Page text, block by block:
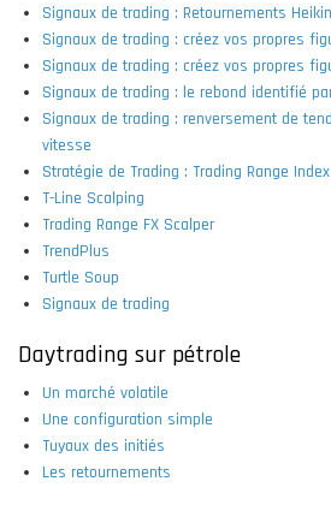
Signaux de trading : Retournements
Signaux de trading : créez vos propres
Signaux de trading : créez vos propres
Signaux de trading : le rebond identifié
Signaux de trading : renversement de
vitesse
Stratégie de Trading : Trading Range
T-Line Scalping
Trading Range FX Scalper
TrendPlus
Turtle Soup
Signaux de trading
Daytrading sur pétrole
Un marché volatile
Une configuration simple
Tuyaux des initiés
Les retournements